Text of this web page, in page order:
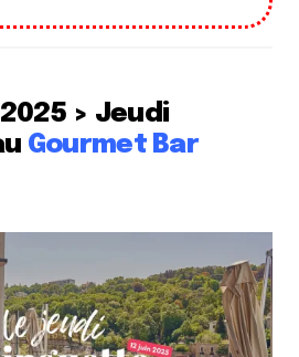
> Jeudi
Gourmet Bar